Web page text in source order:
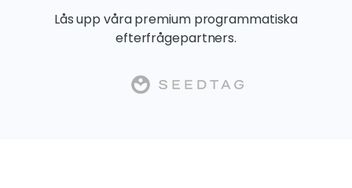
Lås upp våra premium programmatiska
efterfrågepartners.